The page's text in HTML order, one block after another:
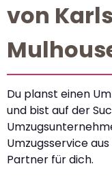
von
Du planst einen
und bist auf der
Umzugsservice
Partner für dich.